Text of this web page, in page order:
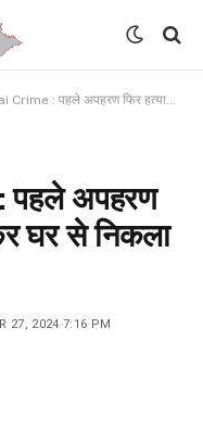
अपहरण फिर हत्या, ई-रिक्शा लेकर घर से निकला शाहिद फिर नहीं लौटा..
अपहरण
घर से निकला
27, 2024 7:16 PM